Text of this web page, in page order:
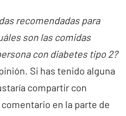
recomendadas para
son las comidas
con diabetes tipo 2?
Si has tenido alguna
compartir con
en la parte de